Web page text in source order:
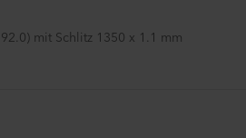
mit Schlitz 1350 x 1.1 mm